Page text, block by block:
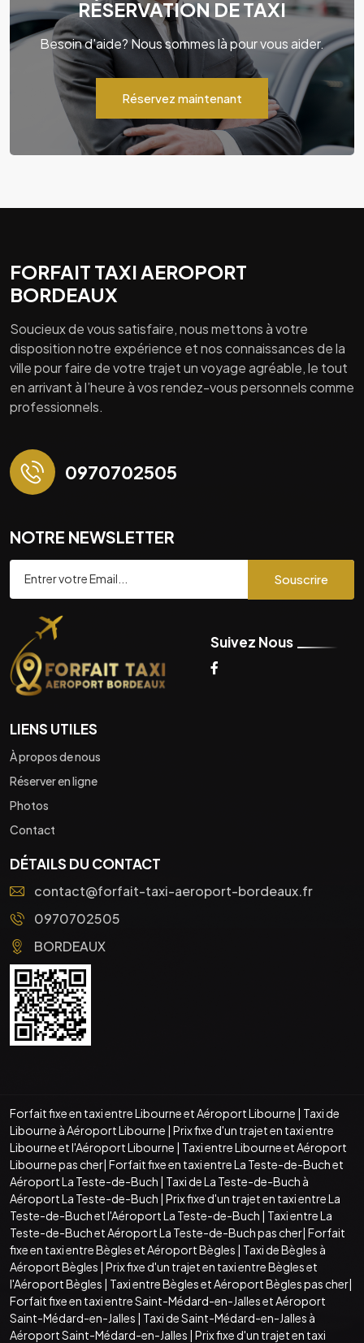
RÉSERVATION DE TAXI
Besoin d'aide? Nous sommes là pour vous aider.
Réservez maintenant
FORFAIT TAXI AEROPORT
BORDEAUX
Soucieux de vous satisfaire, nous mettons à votre
disposition notre expérience et nos connaissances de la
ville pour faire de votre trajet un voyage agréable, le tout
en arrivant à l’heure à vos rendez-vous personnels comme
professionnels.
0970702505
NOTRE NEWSLETTER
Souscrire
Suivez Nous
LIENS UTILES
À propos de nous
Réserver en ligne
Photos
Contact
DÉTAILS DU CONTACT
contact@forfait-taxi-aeroport-bordeaux.fr
0970702505
BORDEAUX
Forfait fixe en taxi entre Libourne et Aéroport Libourne | Taxi de
Libourne à Aéroport Libourne | Prix fixe d'un trajet en taxi entre
Libourne et l'Aéroport Libourne | Taxi entre Libourne et Aéroport
Libourne pas cher| Forfait fixe en taxi entre La Teste-de-Buch et
Aéroport La Teste-de-Buch | Taxi de La Teste-de-Buch à
Aéroport La Teste-de-Buch | Prix fixe d'un trajet en taxi entre La
Teste-de-Buch et l'Aéroport La Teste-de-Buch | Taxi entre La
Teste-de-Buch et Aéroport La Teste-de-Buch pas cher| Forfait
fixe en taxi entre Bègles et Aéroport Bègles | Taxi de Bègles à
Aéroport Bègles | Prix fixe d'un trajet en taxi entre Bègles et
l'Aéroport Bègles | Taxi entre Bègles et Aéroport Bègles pas cher|
Forfait fixe en taxi entre Saint-Médard-en-Jalles et Aéroport
Saint-Médard-en-Jalles | Taxi de Saint-Médard-en-Jalles à
Aéroport Saint-Médard-en-Jalles | Prix fixe d'un trajet en taxi